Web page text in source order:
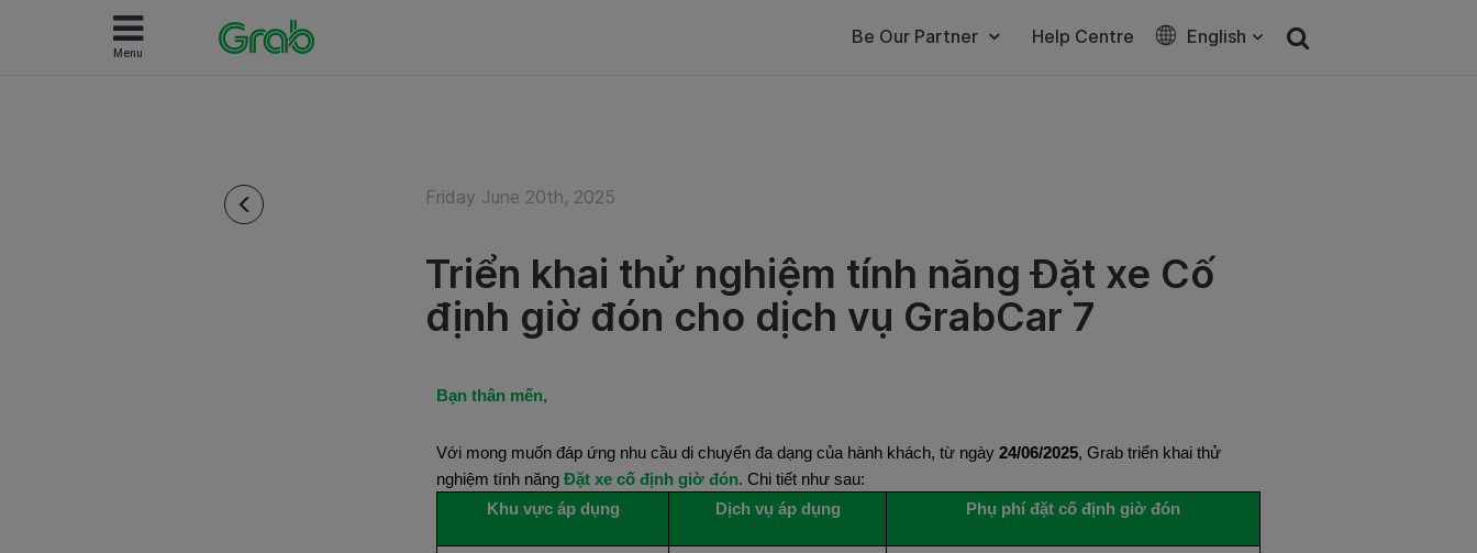
Menu
Be Our Partner Help Centre English
Friday June 20th, 2025
Triển khai thử nghiệm tính năng Đặt xe Cố
định giờ đón cho dịch vụ GrabCar 7
Bạn thân mến,
Với mong muốn đáp ứng nhu cầu di chuyển đa dạng của hành khách, từ ngày 24/06/2025, Grab triển khai thử
nghiệm tính năng Đặt xe cố định giờ đón. Chi tiết như sau:
Khu vực áp dụng
Dịch vụ áp dụng Phụ phí đặt cố định giờ đón